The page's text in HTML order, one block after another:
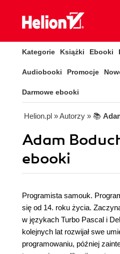
Kategorie Książki Ebooki
Audiobooki Promocje
Darmowe ebooki
Helion.pl » Autorzy » 📚
Adam
ebooki
Programista samouk.
się od 14. roku życia.
w językach Turbo Pascal i
kolejnych lat rozwijał swe
programowaniu, później